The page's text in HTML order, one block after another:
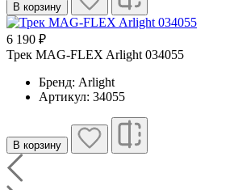
В корзину
6 190 ₽
Трек MAG-FLEX Arlight 034055
Бренд: Arlight
Артикул: 34055
В корзину